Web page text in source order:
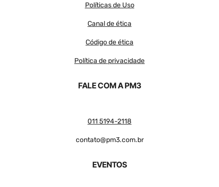
Políticas de Uso
Canal de ética
Código de ética
Política de privacidade
FALE COM A PM3
011 5194-2118
contato@pm3.com.br
EVENTOS